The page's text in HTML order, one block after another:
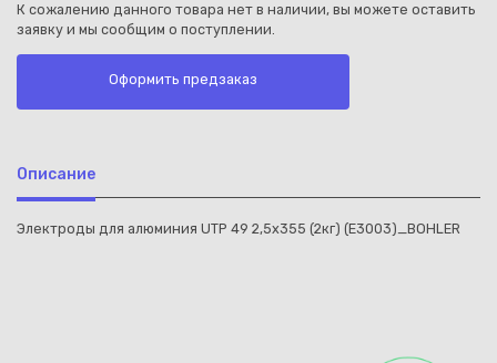
Каз
К сожалению данного товара нет в наличии, вы можете оставить
заявку и мы сообщим о поступлении.
Оформить предзаказ
Описание
Электроды для алюминия UTP 49 2,5х355 (2кг) (E3003)_BOHLER